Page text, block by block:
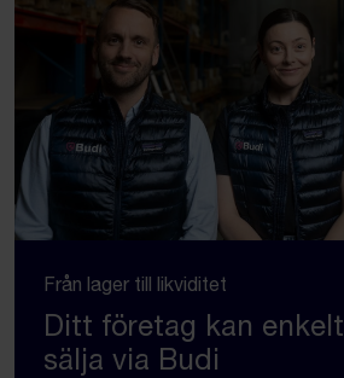
Från lager till likviditet
Ditt företag kan enkelt
sälja via Budi